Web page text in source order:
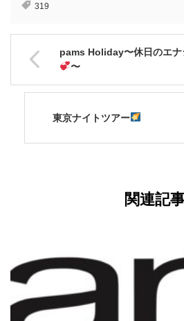
319
pams Holiday〜休日のエナ
〜
東京ナイトツアー
関連記